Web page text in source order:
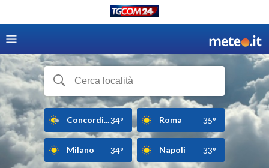
Concordi...34° Roma 35°
Milano 34° Napoli 33°